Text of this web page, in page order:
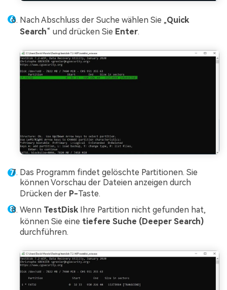
Nach Abschluss der Suche wählen Sie „Quick
Search“ und drücken Sie Enter.
Das Programm findet gelöschte Partitionen. Sie
können Vorschau der Dateien anzeigen durch
Drücken der P-Taste.
Wenn TestDisk Ihre Partition nicht gefunden hat,
können Sie eine tiefere Suche (Deeper Search)
durchführen.